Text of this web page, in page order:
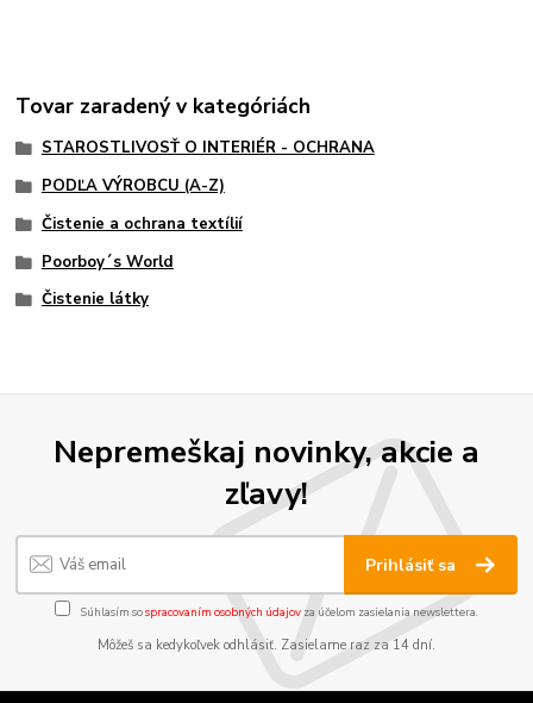
Tovar zaradený v kategóriách
STAROSTLIVOSŤ O INTERIÉR - OCHRANA
PODĽA VÝROBCU (A-Z)
Čistenie a ochrana textílií
Poorboy´s World
Čistenie látky
Nepremeškaj novinky, akcie a
zľavy!
Prihlásiť sa
Súhlasím sospracovaním osobných údajov za účelom zasielania newslettera.
Môžeš sa kedykoľvek odhlásiť. Zasielame raz za 14 dní.